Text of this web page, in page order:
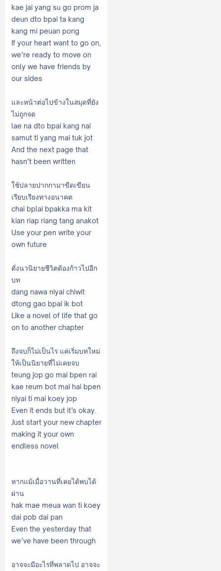
kae jai yang su go prom ja
deun dto bpai ta kang
kang mi peuan pong
If your heart want to go on,
we’re ready to move on
only we have friends by
our sides
และหน้าต่อไปข้างในสมุดที่ยัง
ไม่ถูกจด
lae na dto bpai kang nai
samut ti yang mai tuk jot
And the next page that
hasn’t been written
ใช้ปลายปากกามาขีดเขียน
เรียบเรียงทางอนาคต
chai bplai bpakka ma kit
kian riap riang tang anakot
Use your pen write your
own future
ดั่งนวนิยายชีวิตต้องก้าวไปอีก
บท
dang nawa niyai chiwit
dtong gao bpai ik bot
Like a novel of life that go
on to another chapter
ถึงจบก็ไม่เป็นไร แค่เริ่มบทใหม่
ให้เป็นนิยายที่ไม่เคยจบ
teung jop go mai bpen rai
kae reum bot mai hai bpen
niyai ti mai koey jop
Even it ends but it’s okay.
Just start your new chapter
making it your own
endless novel
หากแม้เมื่อวานที่เคยได้พบได้
ผ่าน
hak mae meua wan ti koey
dai pob dai pan
Even the yesterday that
we’ve have been through
อาจจะมีอะไรที่พลาดไป อาจจะ